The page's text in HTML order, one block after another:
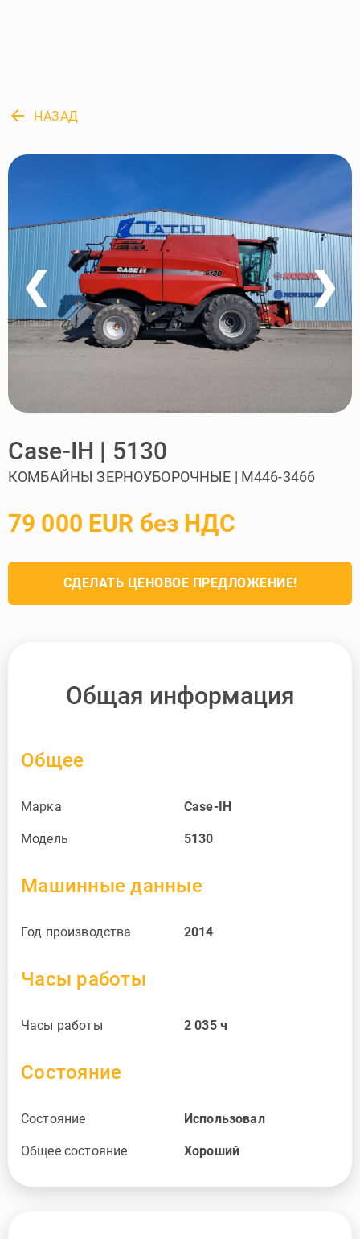
arrow_back НАЗАД
❮ ❯
Case-IH | 5130
КОМБАЙНЫ ЗЕРНОУБОРОЧНЫЕ | M446-3466
79 000 EUR без НДС
СДЕЛАТЬ ЦЕНОВОЕ ПРЕДЛОЖЕНИЕ!
Общая информация
Общее
Марка Case-IH
Модель 5130
Машинные данные
Год производства 2014
Часы работы
Часы работы 2 035 ч
Состояние
Состояние Использовал
Общее состояние Хороший